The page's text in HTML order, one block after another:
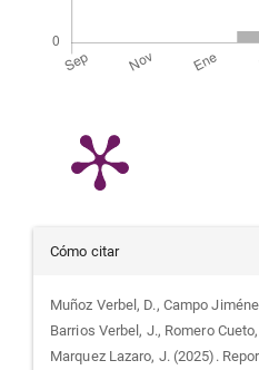
Detalles
del
Cómo citar
Muñoz Verbel, D., Campo
Barrios Verbel, J., Romero
Marquez Lazaro, J. (2025).